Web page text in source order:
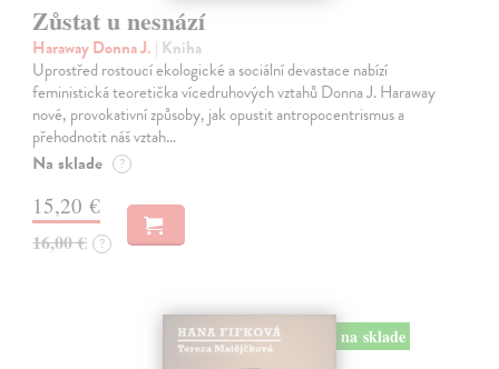
Zůstat u nesnází
Haraway Donna J. | Kniha
Uprostřed rostoucí ekologické a sociální devastace nabízí
feministická teoretička vícedruhových vztahů Donna J. Haraway
nové, provokativní způsoby, jak opustit antropocentrismus a
přehodnotit náš vztah…
Na sklade ?
15,20 €
16,00 € ?
na sklade